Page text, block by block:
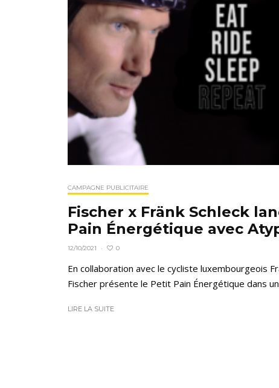
CAMPAGNE PUBLICITAIRE
Fischer x Fränk Schleck
Pain Énergétique avec
12/10/2021 · 0
En collaboration avec le cycliste luxembourgeois
Fischer présente le Petit Pain Énergétique dans
LIRE LA SUITE